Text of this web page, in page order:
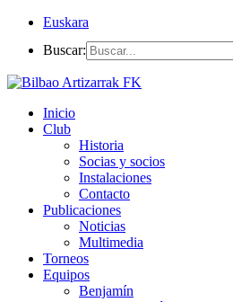
Euskara
Buscar:
Inicio
Club
Historia
Socias y socios
Instalaciones
Contacto
Publicaciones
Noticias
Multimedia
Torneos
Equipos
Benjamín